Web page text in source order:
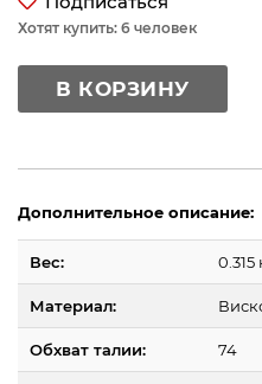
Хотят купить: 6 человек
В КОРЗИНУ
Дополнительное описание:
Вес: 0.315
Материал:
Обхват талии: 74